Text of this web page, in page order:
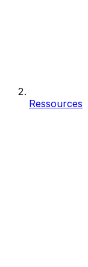
Ressources